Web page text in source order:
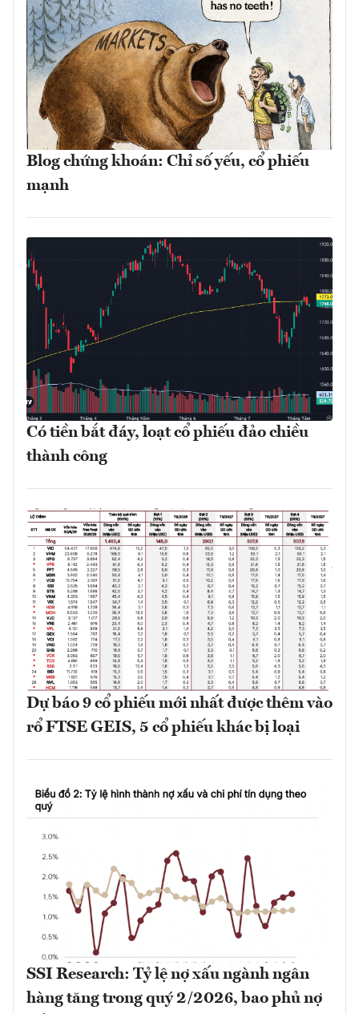
Blog chứng khoán: Chỉ số yếu, cổ phiếu
mạnh
Có tiền bắt đáy, loạt cổ phiếu đảo chiều
thành công
Dự báo 9 cổ phiếu mới nhất được thêm vào
rổ FTSE GEIS, 5 cổ phiếu khác bị loại
SSI Research: Tỷ lệ nợ xấu ngành ngân
hàng tăng trong quý 2/2026, bao phủ nợ